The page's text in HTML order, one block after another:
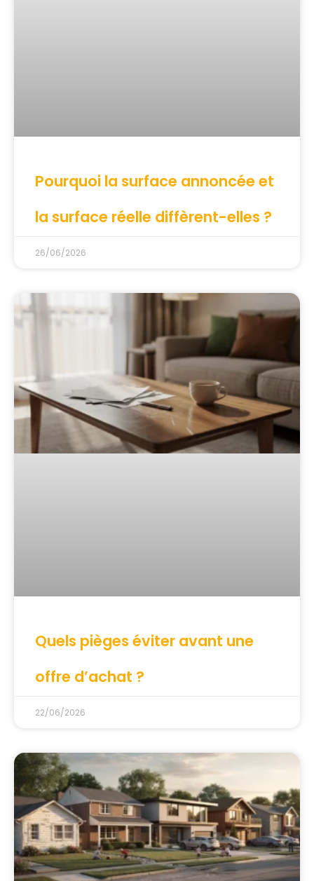
Pourquoi la surface annoncée et
la surface réelle diffèrent-elles ?
26/06/2026
Quels pièges éviter avant une
offre d’achat ?
22/06/2026